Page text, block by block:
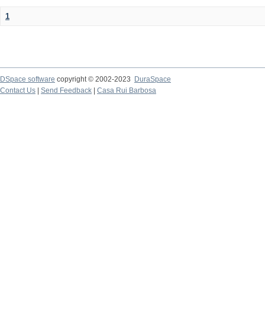
1
DSpace software copyright © 2002-2023
DuraSpace
Contact Us
Send Feedback Casa Rui Barbosa